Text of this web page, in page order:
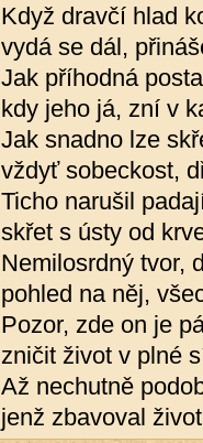
Když dravčí hlad
vydá se dál,
Jak příhodná
kdy jeho já, zní v
Jak snadno lze
vždyť sobeckost,
Ticho narušil
skřet s ústy od
Nemilosrdný tvor,
pohled na něj,
Pozor, zde on je
zničit život v plné
Až nechutně
jenž zbavoval